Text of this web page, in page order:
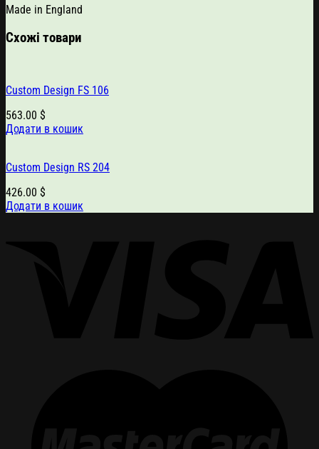
Made in England
Схожі товари
Custom Design FS 106
563.00 $
Додати в кошик
Custom Design RS 204
426.00 $
Додати в кошик